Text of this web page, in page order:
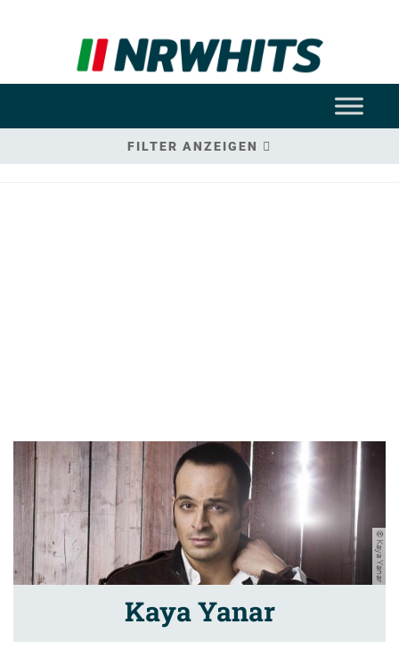
FILTER ANZEIGEN
© Kaya Yanar
Kaya Yanar